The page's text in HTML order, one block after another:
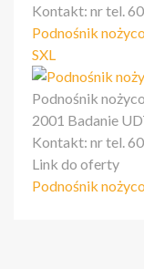
Kontakt: nr tel.
Podnośnik
SXL
Podnośnik
2001 Badanie
Kontakt: nr tel.
Link do oferty
Podnośnik